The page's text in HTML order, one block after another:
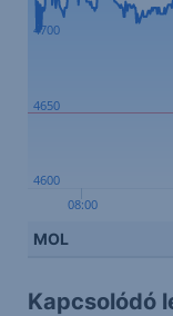
08:00
4600
4650
4700
MOL
Kapcsolódó